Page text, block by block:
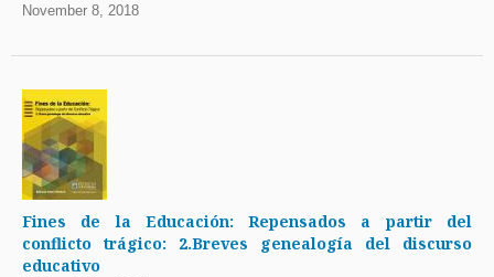
November 8, 2018
Fines de la Educación: Repensados a partir del
conflicto trágico: 2.Breves genealogía del discurso
educativo